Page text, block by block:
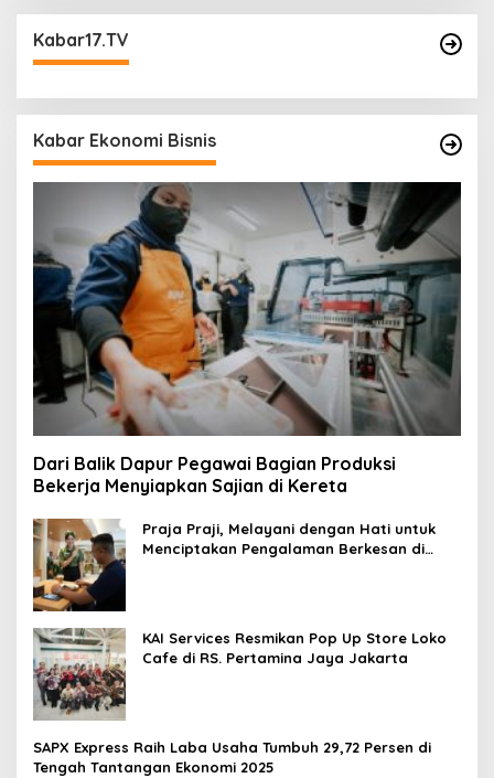
Kabar17.TV
Kabar Ekonomi Bisnis
Dari Balik Dapur Pegawai Bagian Produksi
Bekerja Menyiapkan Sajian di Kereta
Praja Praji, Melayani dengan Hati untuk
Menciptakan Pengalaman Berkesan di
KAI Services Resmikan Pop Up Store Loko
Cafe di RS. Pertamina Jaya Jakarta
SAPX Express Raih Laba Usaha Tumbuh 29,72 Persen di
Tengah Tantangan Ekonomi 2025